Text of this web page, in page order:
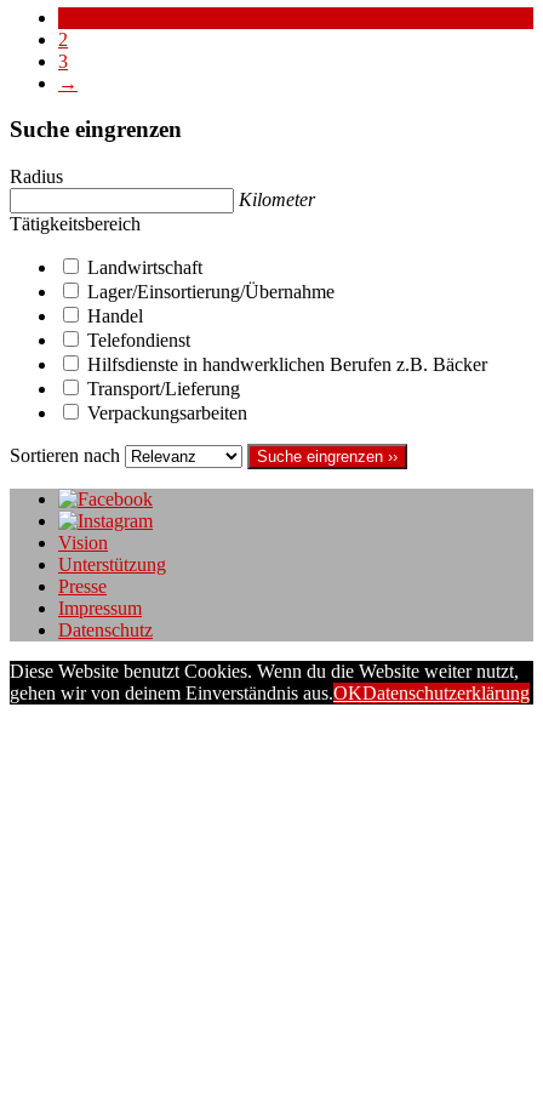
2
3
→
Suche eingrenzen
Radius
Kilometer
Tätigkeitsbereich
Landwirtschaft
Lager/Einsortierung/Übernahme
Handel
Telefondienst
Hilfsdienste in handwerklichen Berufen z.B. Bäcker
Transport/Lieferung
Verpackungsarbeiten
Sortieren nach Suche eingrenzen ››
Vision
Unterstützung
Presse
Impressum
Datenschutz
Diese Website benutzt Cookies. Wenn du die Website weiter nutzt,
gehen wir von deinem Einverständnis aus.OKDatenschutzerklärung